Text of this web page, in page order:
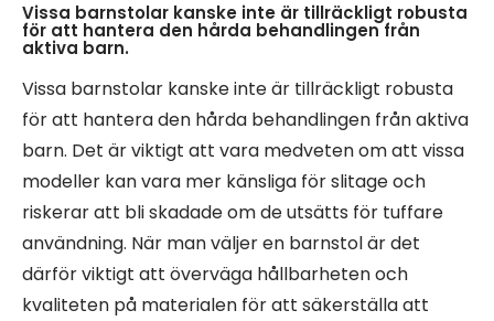
Vissa barnstolar kanske inte är tillräckligt robusta
för att hantera den hårda behandlingen från
aktiva barn.
Vissa barnstolar kanske inte är tillräckligt robusta
för att hantera den hårda behandlingen från aktiva
barn. Det är viktigt att vara medveten om att vissa
modeller kan vara mer känsliga för slitage och
riskerar att bli skadade om de utsätts för tuffare
användning. När man väljer en barnstol är det
därför viktigt att överväga hållbarheten och
kvaliteten på materialen för att säkerställa att